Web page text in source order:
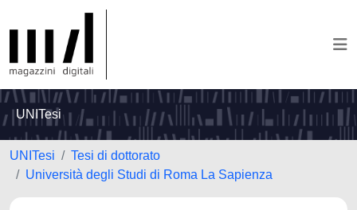
UNITesi
UNITesi
Tesi di dottorato
Università degli Studi di Roma La Sapienza